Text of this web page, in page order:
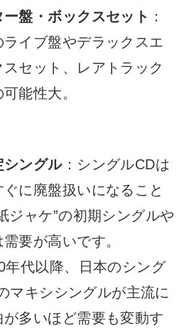
盤・ボックスセット ：
イブ盤やデラックスエ
セット、レアトラック
能性大。
シングル：シングルCDは
に廃盤扱いになること
ジャケ”の初期シングルや
要が高いです。
年代以降、日本のシング
マキシシングルが主流に
多いほど需要も変動す